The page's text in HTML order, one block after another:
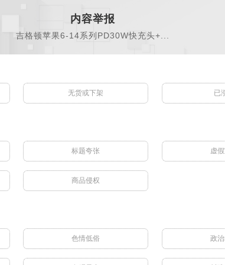
内容举报
吉格顿苹果6-14系列PD30W快充头+...
无货或下架 已
标题夸张 虚
商品侵权
色情低俗 政